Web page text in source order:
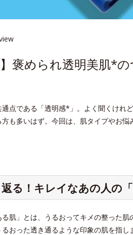
】褒められ透明美肌*
点である「透明感*」。よく聞くけれ
も多いはず。今回は、肌タイプやお
る！キレイなあの人の
肌」とは、うるおってキメの整った
おった透き通るような印象の肌を指し